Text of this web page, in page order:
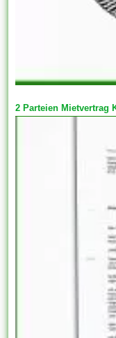
2 Parteien Mietvertrag